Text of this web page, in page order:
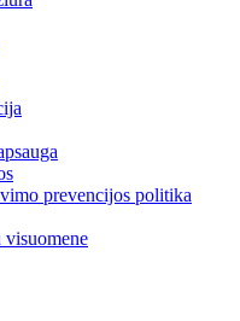
prevencijos politika
visuomene